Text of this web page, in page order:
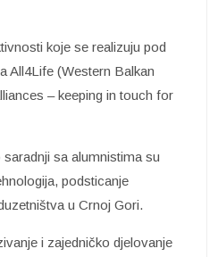
koje se realizuju pod
All4Life (Western Balkan
– keeping in touch for
sa alumnistima su
podsticanje
u Crnoj Gori.
i zajedničko djelovanje